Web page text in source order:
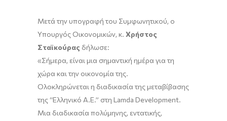
Μετά την υπογραφή του Συμφωνητικού, ο
Υπουργός Οικονομικών, κ. Χρήστος
Σταϊκούρας δήλωσε:
«Σήμερα, είναι μια σημαντική ημέρα για τη
χώρα και την οικονομία της.
Ολοκληρώνεται η διαδικασία της μεταβίβασης
της “Ελληνικό Α.Ε.” στη Lamda Development.
Μια διαδικασία πολύμηνης, εντατικής,